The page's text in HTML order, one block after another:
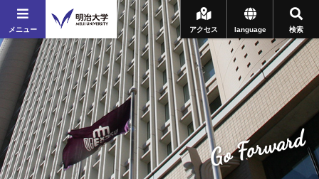
メニュー 検索
language
アクセス
Go Forward